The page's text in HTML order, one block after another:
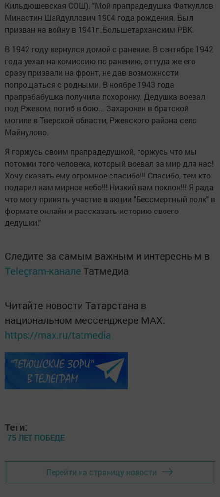
Кильдюшевская СОШ). "Мой прапрадедушка Фаткуллов
Минастин Шайдуллович 1904 года рождения. Был
призван на войну в 1941г.,Большетарханским РВК.
В 1942 году вернулся домой с ранение. В сентябре 1942
года уехал на комиссию по ранению, оттуда же его
сразу призвали на фронт, не дав возможности
попрощаться с родными. В ноябре 1943 года
прапрабабушка получила похоронку. Дедушка воевал
под Ржевом, погиб в бою... Захаронен в братской
могиле в Тверской области, Ржевского района село
Майнулово.
Я горжусь своим прапрадедушкой, горжусь что мы
потомки того человека, который воевал за мир для нас!
Хочу сказать ему огромное спасибо!!! Спасибо, тем кто
подарил нам мирное небо!!! Низкий вам поклон!!! Я рада
что могу принять участие в акции "Бессмертный полк" в
формате онлайн и рассказать историю своего
дедушки."
Следите за самым важным и интересным в
Telegram-канале Татмедиа
Читайте новости Татарстана в
национальном мессенджере MАХ:
https://max.ru/tatmedia
Теги:
75 ЛЕТ ПОБЕДЕ
Перейти на страницу новости